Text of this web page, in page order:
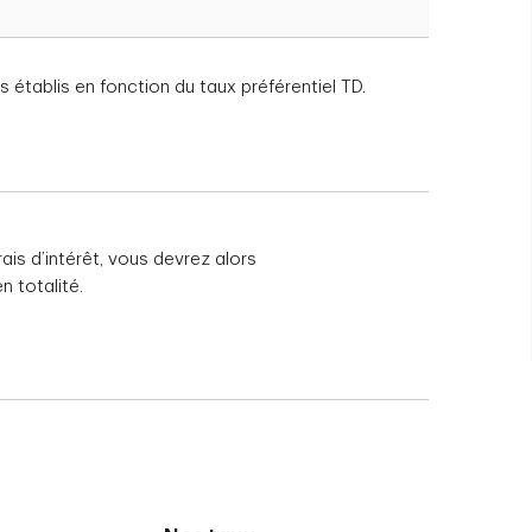
TD
des taux
rembourser le prêt
établis en fonction du taux préférentiel TD.
d’intérêt, vous devrez alors
totalité.